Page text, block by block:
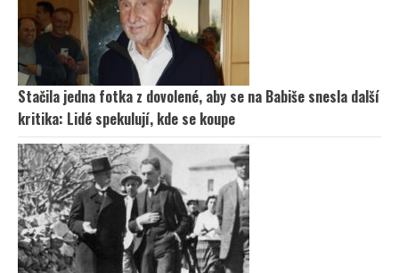
Stačila jedna fotka z dovolené, aby se na Babiše snesla další
kritika: Lidé spekulují, kde se koupe